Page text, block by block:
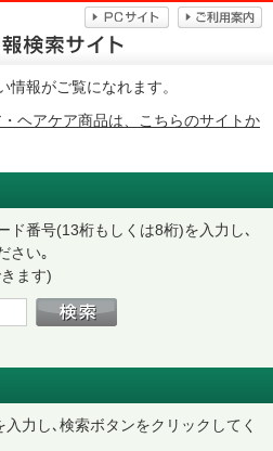
情報がご覧になれます。
ヘアケア商品は、こちらのサイトか
ド番号(13桁もしくは8桁)を入力し､
さい｡
ます)
力し､検索ボタンをクリックしてく